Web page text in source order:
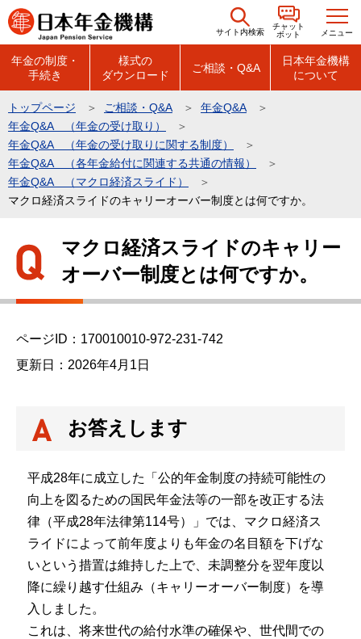
こ
の
の
先
頭
で
す
サイト内検索
チャット
ボット
メニュー
年金の制度・
手続き
様式の
ダウンロード
ご相談・Q&A
日本年金機構
について
トップページ ご相談・Q&A
年金Q&A
年金Q&A （年金の受け取り）
年金Q&A （年金の受け取りに関する制度）
年金Q&A （各年金給付に関連する共通の情報）
年金Q&A （マクロ経済スライド）
マクロ経済スライドのキャリーオーバー制度とは何ですか。
マクロ経済スライドのキャリー
オーバー制度とは何ですか。
ページID：170010010-972-231-742
更新日：2026年4月1日
お答えします
平成28年に成立した「公的年金制度の持続可能性の
向上を図るための国民年金法等の一部を改正する法
律（平成28年法律第114号）」では、マクロ経済ス
ライドによって前年度よりも年金の名目額を下げな
いという措置は維持した上で、未調整分を翌年度以
降に繰り越す仕組み（キャリーオーバー制度）を導
入しました。
これは、将来世代の給付水準の確保や、世代間での